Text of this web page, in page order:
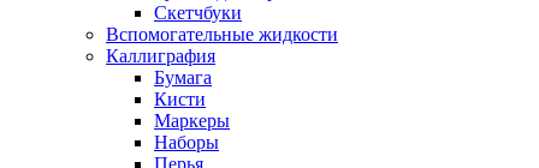
Скетчбуки
Вспомогательные жидкости
Каллиграфия
Бумага
Кисти
Маркеры
Наборы
Перья